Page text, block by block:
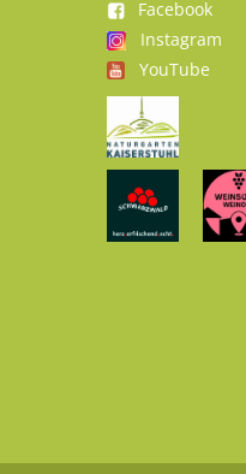
Facebook
Instagram
YouTube